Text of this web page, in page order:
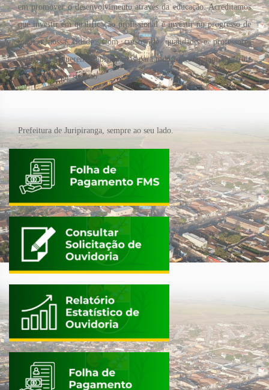
em promover o desenvolvimento através da educação. Acreditamos
que investir em qualificação profissional é investir no progresso de
toda a nossa cidade. Com cursos de qualidade e professores
experientes, queremos abrir portas para todos que desejam construir
um caminho de sucesso.
Prefeitura de Juripiranga, sempre ao seu lado.